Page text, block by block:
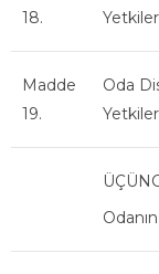
18.
Madde
19.
Oda